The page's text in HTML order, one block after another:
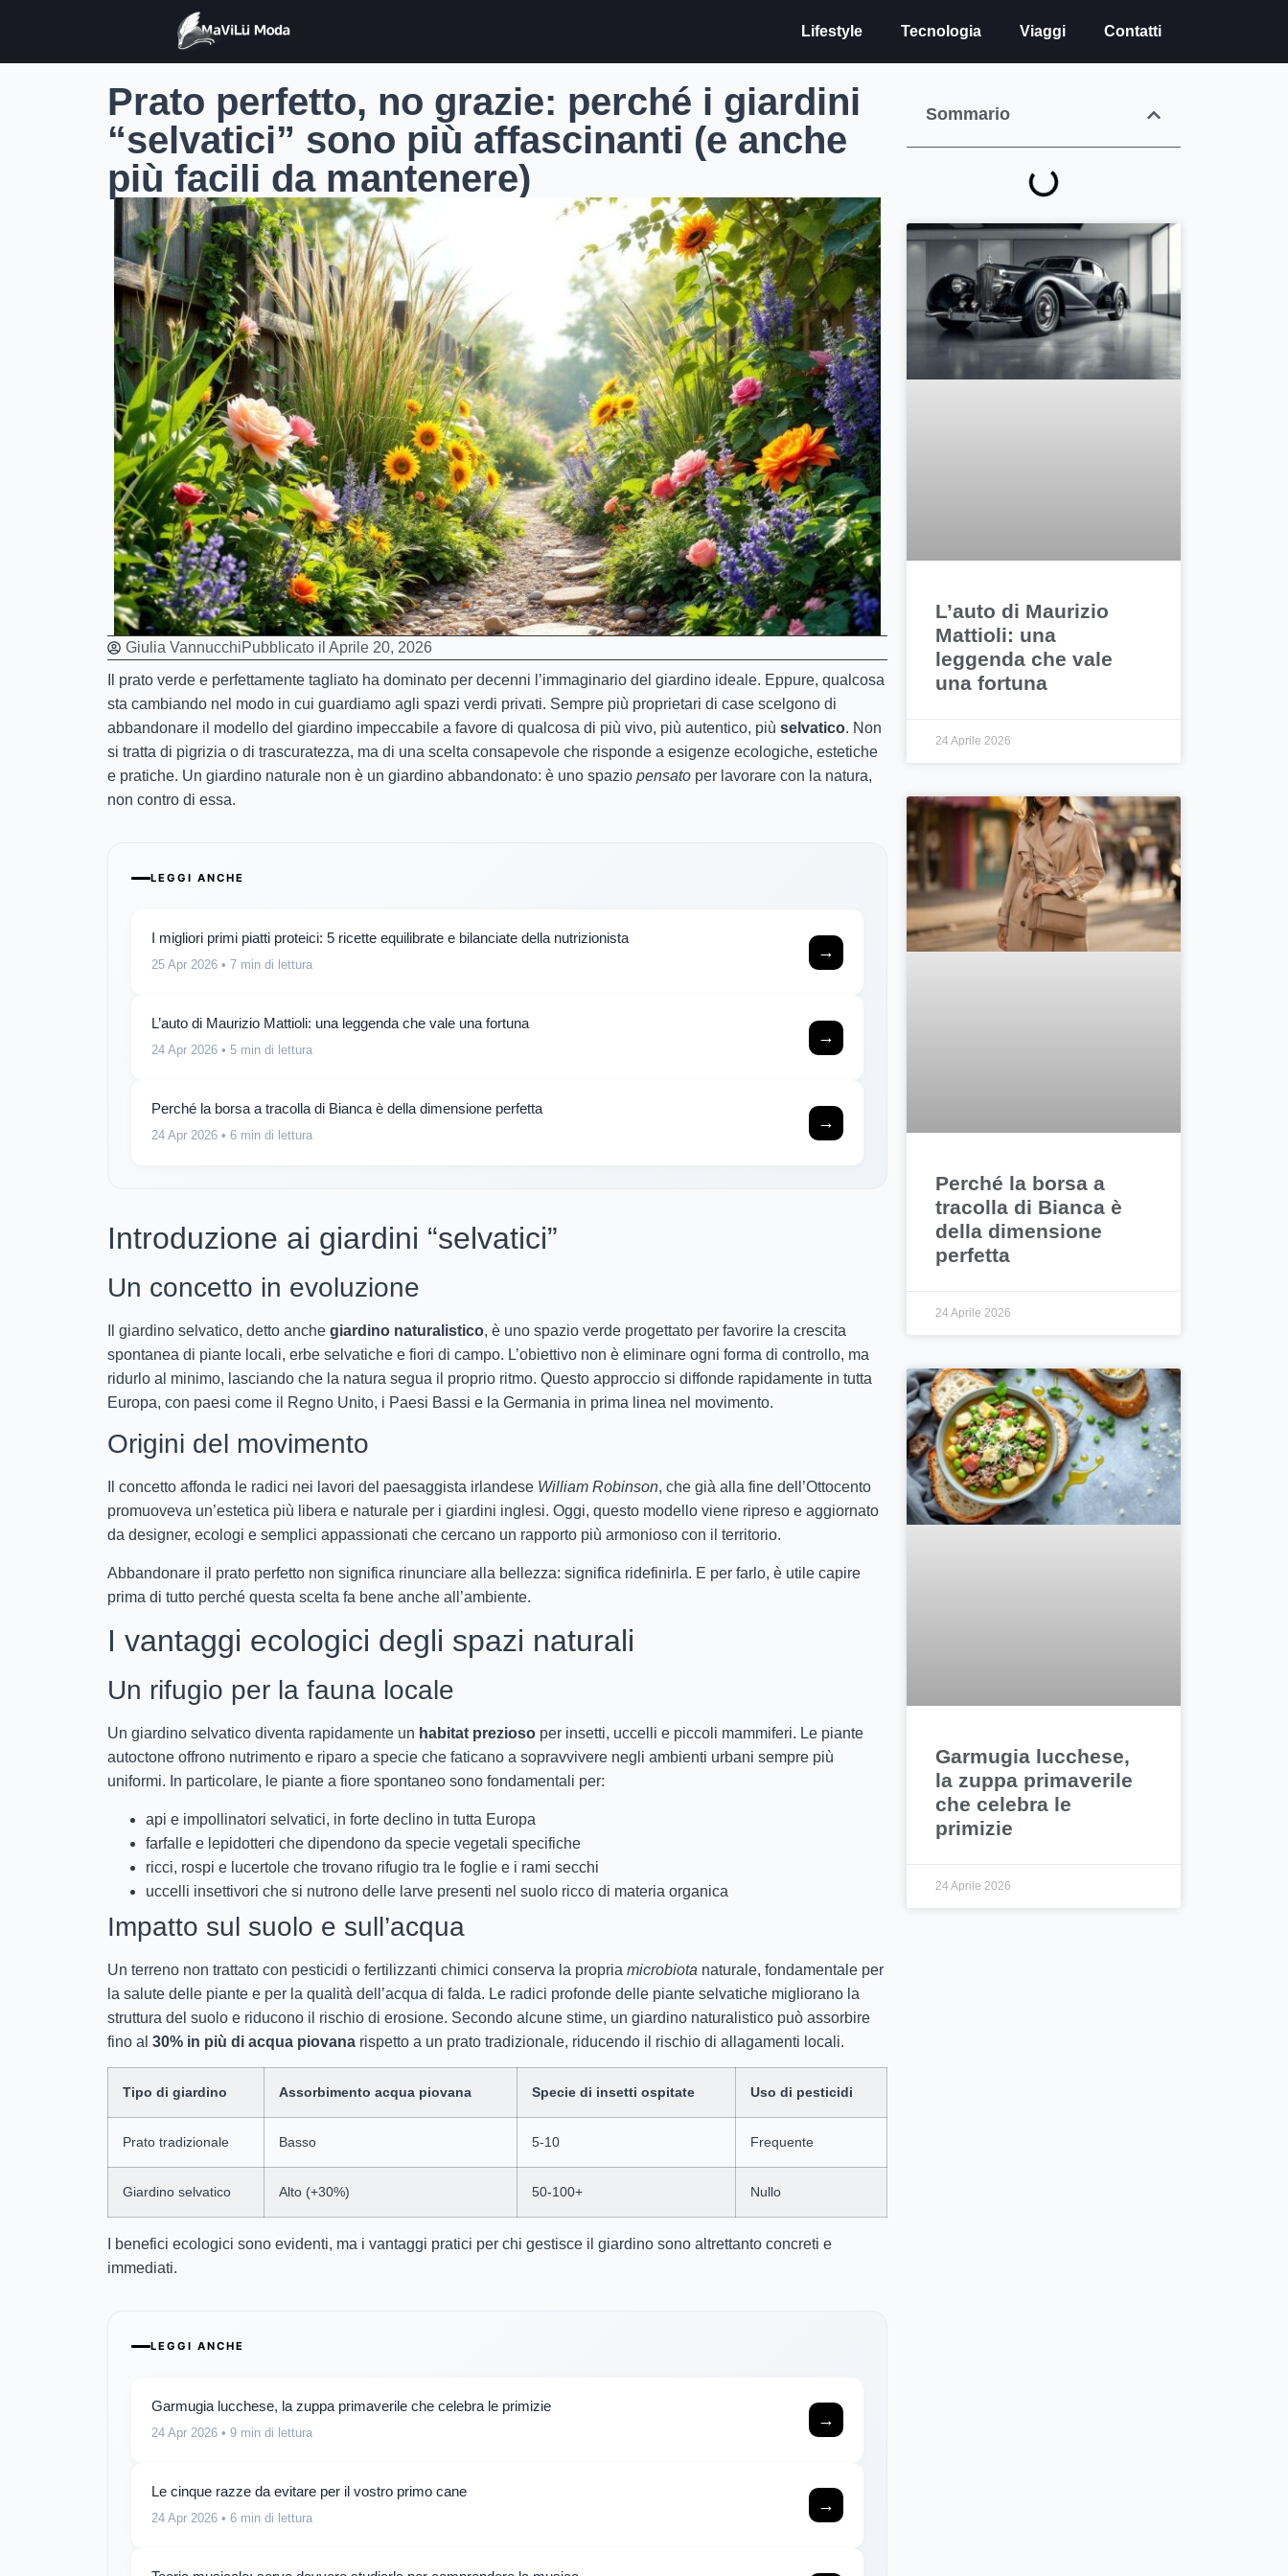
Lifestyle Tecnologia Viaggi Contatti
Sommario
L’auto di Maurizio
Mattioli: una
leggenda che vale
una fortuna
24 Aprile 2026
Perché la borsa a
tracolla di Bianca è
della dimensione
perfetta
24 Aprile 2026
Garmugia lucchese,
la zuppa primaverile
che celebra le
primizie
24 Aprile 2026
Prato perfetto, no grazie: perché i giardini
“selvatici” sono più affascinanti (e anche
più facili da mantenere)
Giulia VannucchiPubblicato il Aprile 20, 2026
Il prato verde e perfettamente tagliato ha dominato per decenni l’immaginario del giardino ideale. Eppure, qualcosa
sta cambiando nel modo in cui guardiamo agli spazi verdi privati. Sempre più proprietari di case scelgono di
abbandonare il modello del giardino impeccabile a favore di qualcosa di più vivo, più autentico, più selvatico. Non
si tratta di pigrizia o di trascuratezza, ma di una scelta consapevole che risponde a esigenze ecologiche, estetiche
e pratiche. Un giardino naturale non è un giardino abbandonato: è uno spazio pensato per lavorare con la natura,
non contro di essa.
LEGGI ANCHE
I migliori primi piatti proteici: 5 ricette equilibrate e bilanciate della nutrizionista
25 Apr 2026 • 7 min di lettura
→
L’auto di Maurizio Mattioli: una leggenda che vale una fortuna
24 Apr 2026 • 5 min di lettura
→
Perché la borsa a tracolla di Bianca è della dimensione perfetta
24 Apr 2026 • 6 min di lettura
→
Introduzione ai giardini “selvatici”
Un concetto in evoluzione
Il giardino selvatico, detto anche giardino naturalistico, è uno spazio verde progettato per favorire la crescita
spontanea di piante locali, erbe selvatiche e fiori di campo. L’obiettivo non è eliminare ogni forma di controllo, ma
ridurlo al minimo, lasciando che la natura segua il proprio ritmo. Questo approccio si diffonde rapidamente in tutta
Europa, con paesi come il Regno Unito, i Paesi Bassi e la Germania in prima linea nel movimento.
Origini del movimento
Il concetto affonda le radici nei lavori del paesaggista irlandese William Robinson, che già alla fine dell’Ottocento
promuoveva un’estetica più libera e naturale per i giardini inglesi. Oggi, questo modello viene ripreso e aggiornato
da designer, ecologi e semplici appassionati che cercano un rapporto più armonioso con il territorio.
Abbandonare il prato perfetto non significa rinunciare alla bellezza: significa ridefinirla. E per farlo, è utile capire
prima di tutto perché questa scelta fa bene anche all’ambiente.
I vantaggi ecologici degli spazi naturali
Un rifugio per la fauna locale
Un giardino selvatico diventa rapidamente un habitat prezioso per insetti, uccelli e piccoli mammiferi. Le piante
autoctone offrono nutrimento e riparo a specie che faticano a sopravvivere negli ambienti urbani sempre più
uniformi. In particolare, le piante a fiore spontaneo sono fondamentali per:
api e impollinatori selvatici, in forte declino in tutta Europa
farfalle e lepidotteri che dipendono da specie vegetali specifiche
ricci, rospi e lucertole che trovano rifugio tra le foglie e i rami secchi
uccelli insettivori che si nutrono delle larve presenti nel suolo ricco di materia organica
Impatto sul suolo e sull’acqua
Un terreno non trattato con pesticidi o fertilizzanti chimici conserva la propria microbiota naturale, fondamentale per
la salute delle piante e per la qualità dell’acqua di falda. Le radici profonde delle piante selvatiche migliorano la
struttura del suolo e riducono il rischio di erosione. Secondo alcune stime, un giardino naturalistico può assorbire
fino al 30% in più di acqua piovana rispetto a un prato tradizionale, riducendo il rischio di allagamenti locali.
Tipo di giardino Assorbimento acqua piovana Specie di insetti ospitate Uso di pesticidi
Prato tradizionale Basso 5-10 Frequente
Giardino selvatico Alto (+30%) 50-100+ Nullo
I benefici ecologici sono evidenti, ma i vantaggi pratici per chi gestisce il giardino sono altrettanto concreti e
immediati.
LEGGI ANCHE
Garmugia lucchese, la zuppa primaverile che celebra le primizie
24 Apr 2026 • 9 min di lettura
→
Le cinque razze da evitare per il vostro primo cane
24 Apr 2026 • 6 min di lettura
→